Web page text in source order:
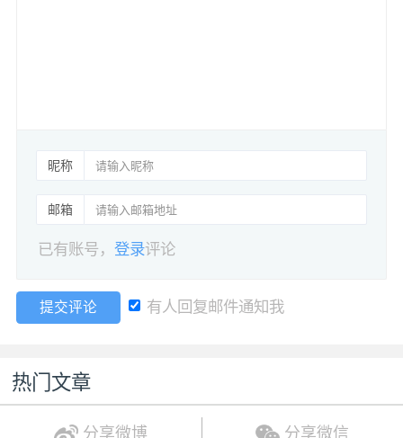
昵称
邮箱
已有账号，登录评论
提交评论 有人回复邮件通知我
热门文章
分享微博 分享微信